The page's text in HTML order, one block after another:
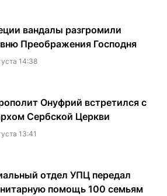
вандалы разгромили
Преображения Господня
14:38
Онуфрий встретился с
Сербской Церкви
13:41
отдел УПЦ передал
помощь 100 семьям